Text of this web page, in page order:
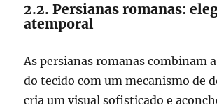
2.2. Persianas romanas:
atemporal
As persianas romanas combinam
do tecido com um mecanismo de
cria um visual sofisticado e